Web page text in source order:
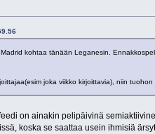
kohtaa tänään Leganesin.
joka viikko kirjoittavia), niin tuohon
on ainakin pelipäivinä
koska se saattaa usein ihmisiä